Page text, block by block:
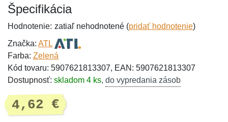
Špecifikácia
Hodnotenie: zatiaľ nehodnotené (pridať hodnotenie)
Značka: ATL
Farba: Zelená
Kód tovaru: 5907621813307, EAN: 5907621813307
Dostupnosť: skladom 4 ks, do vypredania zásob
4,62 €